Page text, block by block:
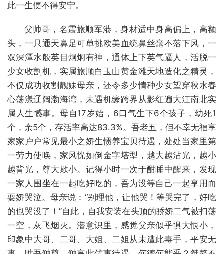
此一生便不得安宁。
父帅哥，名震旅顺军港，身材适中身高偏上，高额
头，一只通天鼻足可单挑欧美血统鼻丝毫不落下风，一
双深潭水般英目炯炯有神，通体上下英气逼人，活脱一
少女收割机，实属旅顺白玉山黄金滩天地造化之精灵，
不仅成功收割靓妹母亲，还令多少情种少女望穿秋水春
心荡漾辽阔渤海湾，未遇机缘跨界从影红遍大江南北实
属人生憾事。母自17岁始，6口气生下6个孩子，幼死1
个，余5个，存活率高达83.3%。吾老五，但不幸无福享
家家户户常见最小之娇生惯养宝贝待遇，处处当家里第
一劳力使唤，家风恍如倒金字塔型，越大越沾光，越小
越背光，尊大欺小。记得小时一次于酣睡中醒来，发现
一家人围坐在一起吃好吃的，吾为没等自己一起享用而
耍娇哭泣。母亲说：“别理他，让他哭！等哭完了，好吃
的也哭没了！”自此，自我安装在头顶的骄娇二气被扫荡
一空，灰飞烟灭。潜意识里，感觉父亲似乎惧大恨小，
印象中大哥、二哥、大姐、二姐从未遭此毒手，平安无